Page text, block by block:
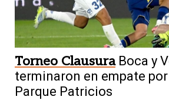
Torneo Clausura Boca y
terminaron en empate por
Parque Patricios